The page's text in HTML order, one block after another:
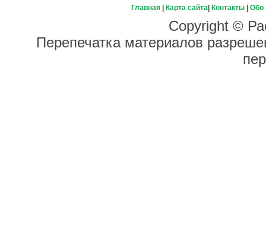
Главная| Карта сайта| Контакты| Обо
Copyright ©
Перепечатка материалов